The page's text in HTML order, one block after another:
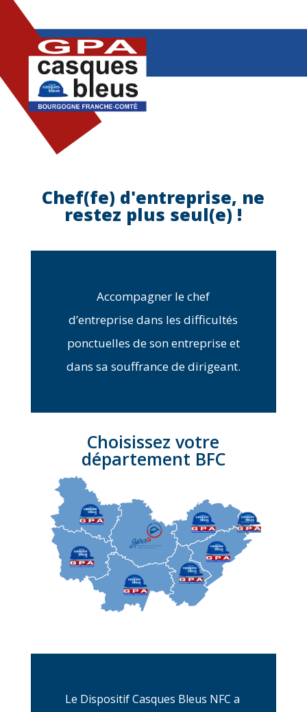
Chef(fe) d'entreprise, ne
restez plus seul(e) !
Accompagner le chef
d’entreprise dans les difficultés
ponctuelles de son entreprise et
dans sa souffrance de dirigeant.
Choisissez votre
département BFC
Le Dispositif Casques Bleus NFC a